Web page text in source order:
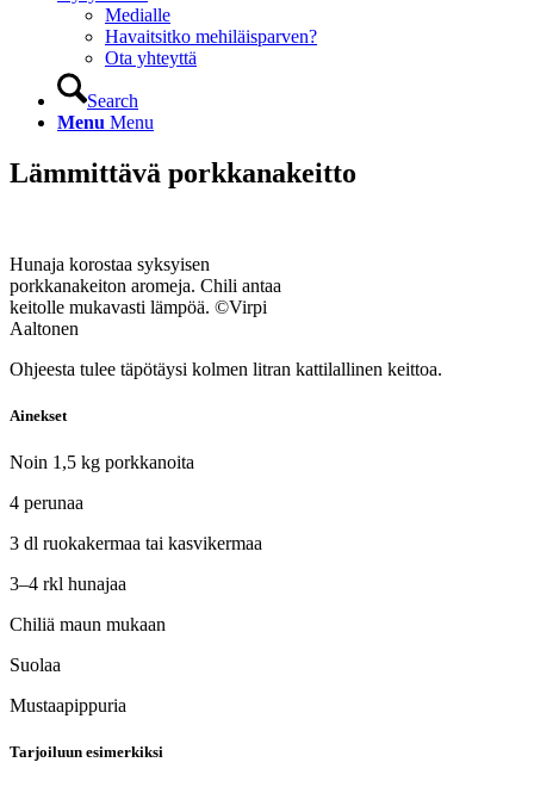
Medialle
Havaitsitko mehiläisparven?
Ota yhteyttä
Search
Menu Menu
Lämmittävä porkkanakeitto
Hunaja korostaa syksyisen
porkkanakeiton aromeja. Chili antaa
keitolle mukavasti lämpöä. ©Virpi
Aaltonen
Ohjeesta tulee täpötäysi kolmen litran kattilallinen keittoa.
Ainekset
Noin 1,5 kg porkkanoita
4 perunaa
3 dl ruokakermaa tai kasvikermaa
3–4 rkl hunajaa
Chiliä maun mukaan
Suolaa
Mustaapippuria
Tarjoiluun esimerkiksi